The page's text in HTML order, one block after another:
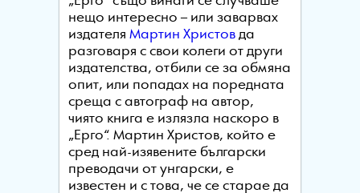
нещо интересно – или заварвах
издателя Мартин Христов да
разговаря с свои колеги от други
издателства, отбили се за обмяна
опит, или попадах на поредната
среща с автограф на автор,
чиято книга е излязла наскоро в
„Ерго“. Мартин Христов, който е
сред най-изявените български
преводачи от унгарски, е
известен и с това, че се старае да